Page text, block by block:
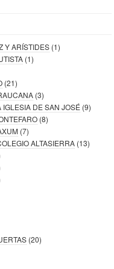
Y ARÍSTIDES (1)
(1)
(21)
(3)
IGLESIA DE SAN JOSÉ (9)
(8)
(7)
ALTASIERRA (13)
(20)